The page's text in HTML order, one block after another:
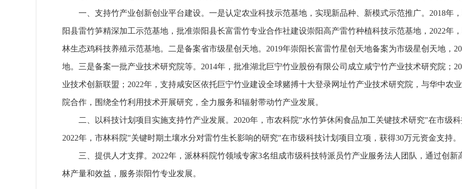
一、支持竹产业创新创业平台建设。一是认定农业科技示范基地，实现新品种、新模式示范推广。2018年
阳县雷竹笋精深加工示范基地，批准崇阳县长富雷竹专业合作社建设崇阳高产雷竹种植科技示范基地，2022年
林生态鸡科技养殖示范基地。二是备案省市级星创天地。2019年崇阳长富雷竹星创天地备案为市级星创天地，
地。三是备案一批产业技术研究院等。2014年，批准湖北巨宁竹业股份有限公司成立咸宁竹产业技术研究院；
业技术创新联盟；2022年，支持咸安区依托巨宁竹业建设全球赌搏十大登录网址竹产业技术研究院，与华中农
院合作，围绕全竹利用技术开展研究，全力服务和辐射带动竹产业发展。
二、以科技计划项目实施支持竹产业发展。2020年，市农科院"水竹笋休闲食品加工关键技术研究"在市级
2022年，市林科院"关键时期土壤水分对雷竹生长影响的研究"在市级科技计划项目立项，获得30万元资金支持。
三、提供人才支撑。2022年，派林科院竹领域专家3名组成市级科技特派员竹产业服务法人团队，通过创
林产量和效益，服务崇阳竹专业发展。